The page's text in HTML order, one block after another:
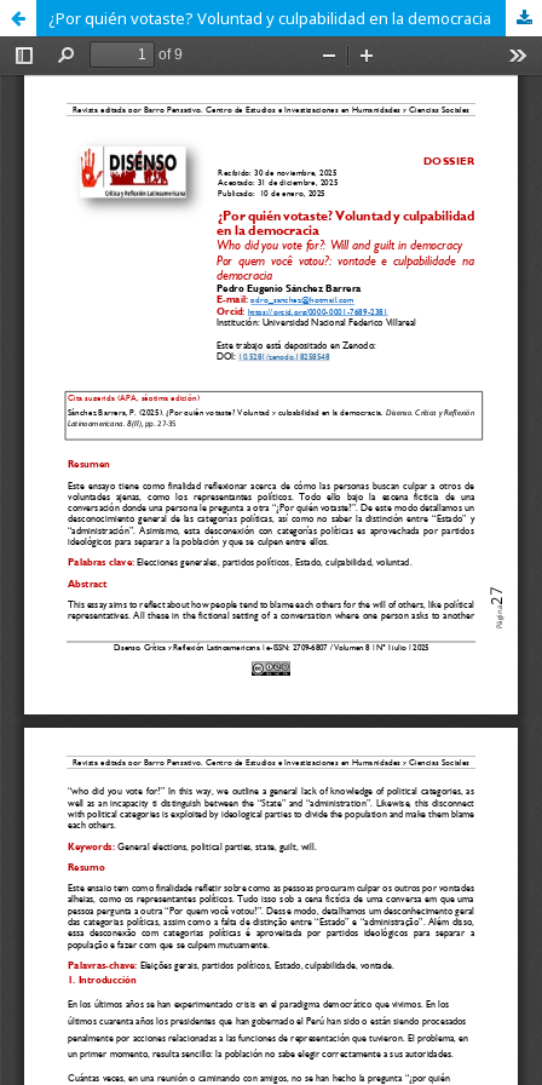
¿Por quién votaste? Voluntad y culpabilidad en la democracia